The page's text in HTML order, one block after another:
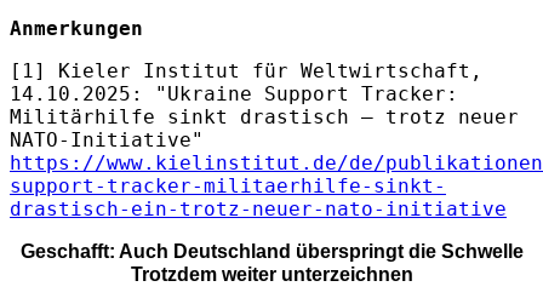
Anmerkungen
[1] Kieler Institut für Weltwirtschaft,
14.10.2025: "Ukraine Support Tracker:
Militärhilfe sinkt drastisch – trotz neuer
NATO-Initiative"
https://www.kielinstitut.de/de/
support-tracker-militaerhilfe-sinkt-
drastisch-ein-trotz-neuer-nato-initiative
Geschafft: Auch Deutschland überspringt die Schwelle
Trotzdem weiter unterzeichnen